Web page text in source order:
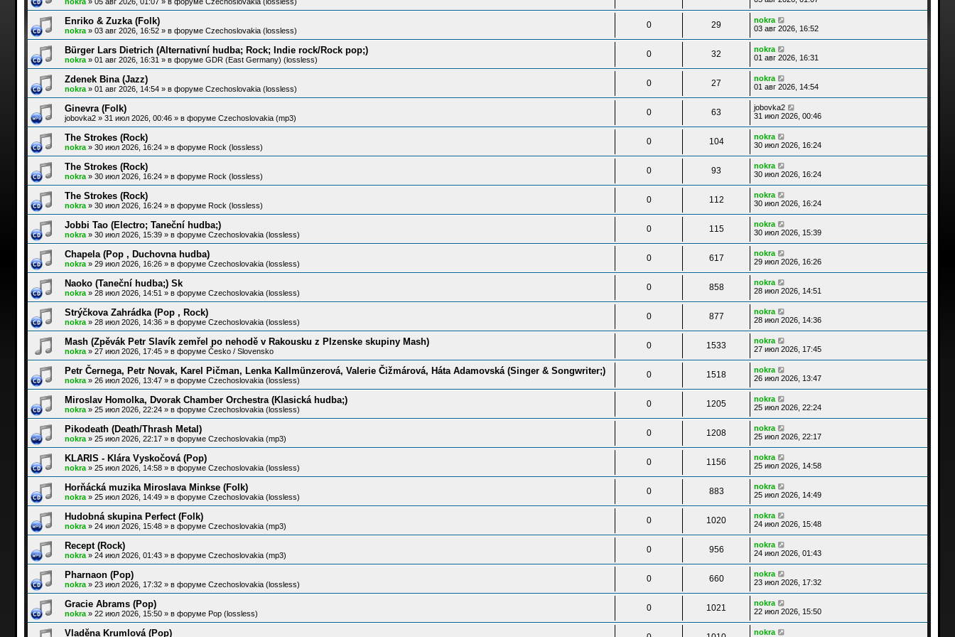
Enriko & Zuzka (Folk)
nokra» 03 авг 2026, 16:52» в форуме Czechoslovakia (lossless)
0 29
nokra
03 авг 2026, 16:52
Bürger Lars Dietrich (Alternativní hudba; Rock; Indie rock/Rock pop;)
nokra» 01 авг 2026, 16:31 » в форуме GDR (East Germany) (lossless)
0 32
nokra
01 авг 2026, 16:31
Zdenek Bina (Jazz)
nokra» 01 авг 2026, 14:54» в форуме Czechoslovakia (lossless)
0 27
nokra
01 авг 2026, 14:54
Ginevra (Folk)
jobovka2» 31 июл 2026, 00:46» в форуме Czechoslovakia (mp3)
0 63
jobovka2
31 июл 2026, 00:46
The Strokes (Rock)
nokra» 30 июл 2026, 16:24» в форуме Rock (lossless)
0 104
nokra
30 июл 2026, 16:24
The Strokes (Rock)
nokra» 30 июл 2026, 16:24» в форуме Rock (lossless)
0 93
nokra
30 июл 2026, 16:24
The Strokes (Rock)
nokra» 30 июл 2026, 16:24» в форуме Rock (lossless)
0 112
nokra
30 июл 2026, 16:24
Jobbi Tao (Electro; Taneční hudba;)
nokra» 30 июл 2026, 15:39» в форуме Czechoslovakia (lossless)
0 115
nokra
30 июл 2026, 15:39
Chapela (Pop , Duchovna hudba)
nokra» 29 июл 2026, 16:26» в форуме Czechoslovakia (lossless)
0 617
nokra
29 июл 2026, 16:26
Naoko (Taneční hudba;) Sk
nokra» 28 июл 2026, 14:51 » в форуме Czechoslovakia (lossless)
0 858
nokra
28 июл 2026, 14:51
Strýčkova Zahrádka (Pop , Rock)
nokra» 28 июл 2026, 14:36» в форуме Czechoslovakia (lossless)
0 877
nokra
28 июл 2026, 14:36
Mash (Zpěvák Petr Slavík zemřel po nehodě v Rakousku z Plzenske skupiny Mash)
nokra» 27 июл 2026, 17:45» в форуме Česko / Slovensko
0 1533
nokra
27 июл 2026, 17:45
Petr Černega, Petr Novak, Karel Pičman, Lenka Kallmünzerová, Valerie Čižmárová, Háta Adamovská (Singer & Songwriter;)
nokra» 26 июл 2026, 13:47» в форуме Czechoslovakia (lossless)
0 1518
nokra
26 июл 2026, 13:47
Miroslav Homolka, Dvorak Chamber Orchestra (Klasická hudba;)
nokra» 25 июл 2026, 22:24» в форуме Czechoslovakia (lossless)
0 1205
nokra
25 июл 2026, 22:24
Pikodeath (Death/Thrash Metal)
nokra» 25 июл 2026, 22:17» в форуме Czechoslovakia (mp3)
0 1208
nokra
25 июл 2026, 22:17
KLARIS - Klára Vyskočová (Pop)
nokra» 25 июл 2026, 14:58» в форуме Czechoslovakia (lossless)
0 1156
nokra
25 июл 2026, 14:58
Horňácká muzika Miroslava Minkse (Folk)
nokra» 25 июл 2026, 14:49» в форуме Czechoslovakia (lossless)
0 883
nokra
25 июл 2026, 14:49
Hudobná skupina Perfect (Folk)
nokra» 24 июл 2026, 15:48» в форуме Czechoslovakia (mp3)
0 1020
nokra
24 июл 2026, 15:48
Recept (Rock)
nokra» 24 июл 2026, 01:43» в форуме Czechoslovakia (mp3)
0 956
nokra
24 июл 2026, 01:43
Pharnaon (Pop)
nokra» 23 июл 2026, 17:32» в форуме Czechoslovakia (lossless)
0 660
nokra
23 июл 2026, 17:32
Gracie Abrams (Pop)
nokra» 22 июл 2026, 15:50» в форуме Pop (lossless)
0 1021
nokra
22 июл 2026, 15:50
Vladěna Krumlová (Pop)
nokra